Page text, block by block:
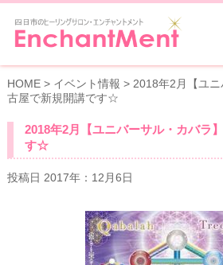
HOME> イベント情報 > 2018年2月【ユ
古屋で新規開講です☆
2018年2月【ユニバーサル・カバラ
す☆
投稿日 2017年：12月6日